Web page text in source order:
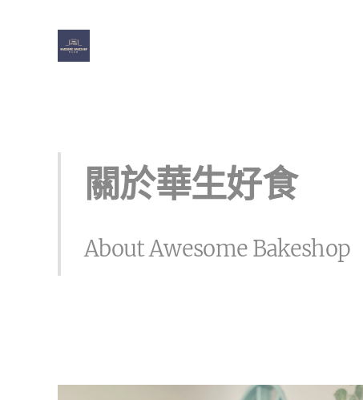
關於華生好食
About Awesome Bakeshop